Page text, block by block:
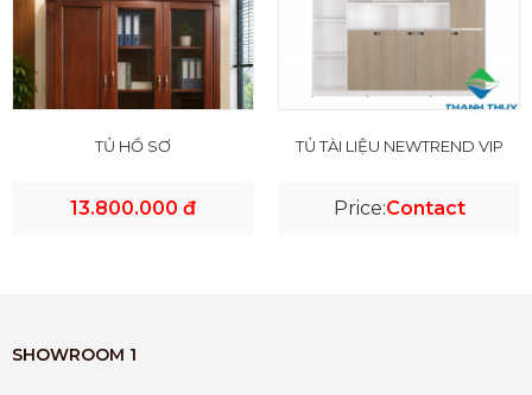
TỦ HỒ SƠ
13.800.000 đ
TỦ TÀI LIỆU NEWTREND VIP
Price:Contact
SHOWROOM 1